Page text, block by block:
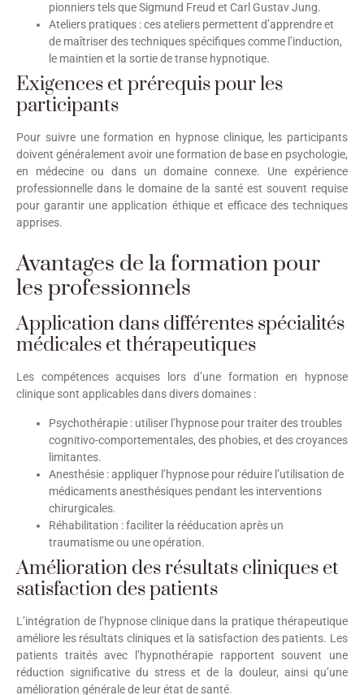
pionniers tels que Sigmund Freud et Carl Gustav Jung.
Ateliers pratiques : ces ateliers permettent d’apprendre et
de maîtriser des techniques spécifiques comme l’induction,
le maintien et la sortie de transe hypnotique.
Exigences et prérequis pour les
participants
Pour suivre une formation en hypnose clinique, les participants
doivent généralement avoir une formation de base en psychologie,
en médecine ou dans un domaine connexe. Une expérience
professionnelle dans le domaine de la santé est souvent requise
pour garantir une application éthique et efficace des techniques
apprises.
Avantages de la formation pour
les professionnels
Application dans différentes spécialités
médicales et thérapeutiques
Les compétences acquises lors d’une formation en hypnose
clinique sont applicables dans divers domaines :
Psychothérapie : utiliser l’hypnose pour traiter des troubles
cognitivo-comportementales, des phobies, et des croyances
limitantes.
Anesthésie : appliquer l’hypnose pour réduire l’utilisation de
médicaments anesthésiques pendant les interventions
chirurgicales.
Réhabilitation : faciliter la rééducation après un
traumatisme ou une opération.
Amélioration des résultats cliniques et
satisfaction des patients
L’intégration de l’hypnose clinique dans la pratique thérapeutique
améliore les résultats cliniques et la satisfaction des patients. Les
patients traités avec l’hypnothérapie rapportent souvent une
réduction significative du stress et de la douleur, ainsi qu’une
amélioration générale de leur état de santé.